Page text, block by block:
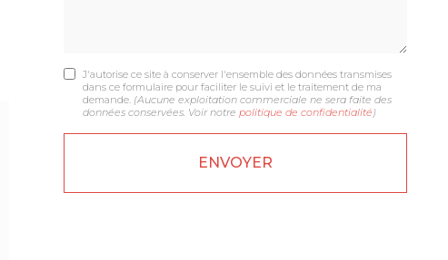
J'autorise ce site à conserver l'ensemble des données transmises
dans ce formulaire pour faciliter le suivi et le traitement de ma
demande. (Aucune exploitation commerciale ne sera faite des
données conservées. Voir notre politique de confidentialité )